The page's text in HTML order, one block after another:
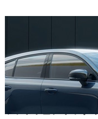
ソフトウェア デファ